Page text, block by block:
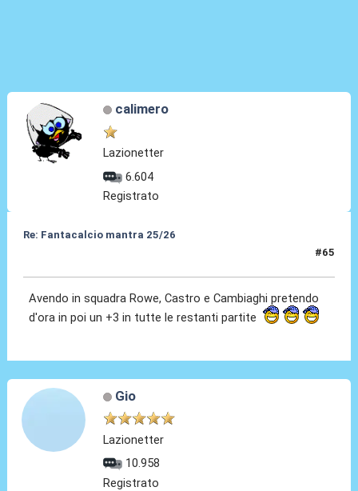
calimero
Lazionetter
6.604
Registrato
Re: Fantacalcio mantra 25/26
#65
Avendo in squadra Rowe, Castro e Cambiaghi pretendo
d'ora in poi un +3 in tutte le restanti partite
Gio
Lazionetter
10.958
Registrato